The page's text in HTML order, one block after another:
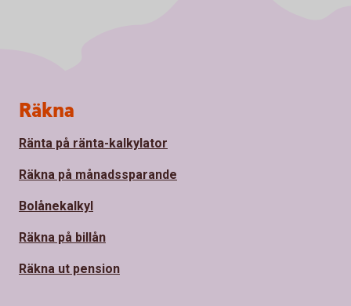
Sidfot
Räkna
Ränta på ränta-kalkylator
Räkna på månadssparande
Bolånekalkyl
Räkna på billån
Räkna ut pension